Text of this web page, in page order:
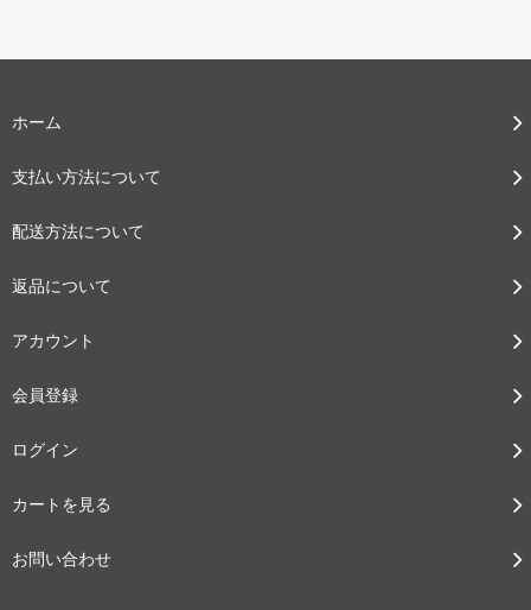
ホーム
支払い方法について
配送方法について
返品について
アカウント
会員登録
ログイン
カートを見る
お問い合わせ